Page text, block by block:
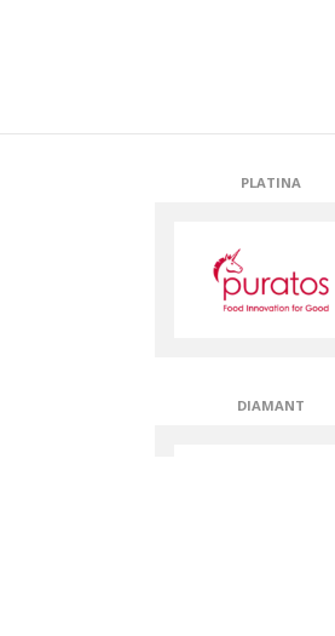
PLATINA
DIAMANT